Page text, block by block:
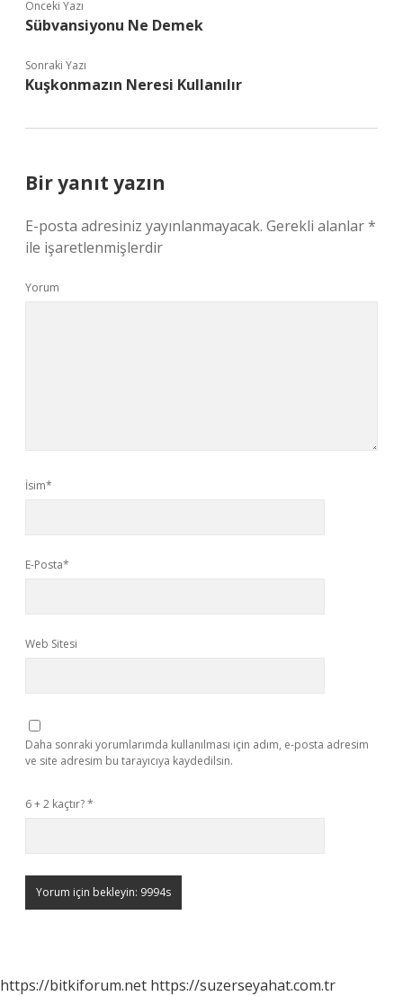
Önceki Yazı
Sübvansiyonu Ne Demek
Sonraki Yazı
Kuşkonmazın Neresi Kullanılır
Bir yanıt yazın
E-posta adresiniz yayınlanmayacak. Gerekli alanlar*
ile işaretlenmişlerdir
Yorum
İsim*
E-Posta*
Web Sitesi
Daha sonraki yorumlarımda kullanılması için adım, e-posta adresim
ve site adresim bu tarayıcıya kaydedilsin.
6 + 2 kaçtır?*
https://bitkiforum.net https://suzerseyahat.com.tr